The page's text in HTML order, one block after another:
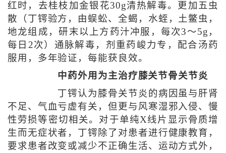
红时，去桂枝加金银花30g清热解毒。更加五虫
散（丁锷验方，由蜈蚣、全蝎，水蛭，土鳖虫，
地龙组成，研末以上方药汁冲服，每次3～5g，
每日2次）通脉解毒，剂重药峻力专，配合汤药
服用，多年验证，每能获良效。
中药外用为主治疗膝关节骨关节炎
丁锷认为膝骨关节炎的病因虽与肝肾
不足、气血亏虚有关，但更与风寒湿邪入侵、慢
性劳损等密切相关。对于单纯X线片显示骨质增
生而无症状者，丁锷除了对患者进行健康教育，
要求患者改变或减少不正确生活、运动方式外，